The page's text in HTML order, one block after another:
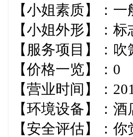
【小姐素质】
【小姐外形】
【服务项目】
【价格一览】
【营业时间】
【环境设备】
【安全评估】